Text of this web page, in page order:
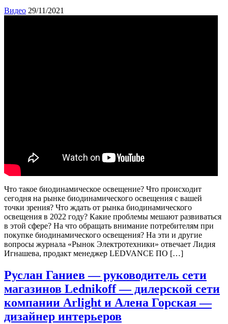
Видео 29/11/2021
Что такое биодинамическое освещение? Что происходит
сегодня на рынке биодинамического освещения с вашей
точки зрения? Что ждать от рынка биодинамического
освещения в 2022 году? Какие проблемы мешают развиваться
в этой сфере? На что обращать внимание потребителям при
покупке биодинамического освещения? На эти и другие
вопросы журнала «Рынок Электротехники» отвечает Лидия
Игнашева, продакт менеджер LEDVANCE ПО […]
Руслан Ганиев — руководитель сети
магазинов Lednikoff — дилерской сети
компании Arlight и Алена Горская —
дизайнер интерьеров